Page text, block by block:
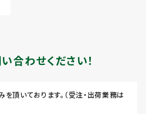
合わせください！
を頂いております。（受注・出荷業務は